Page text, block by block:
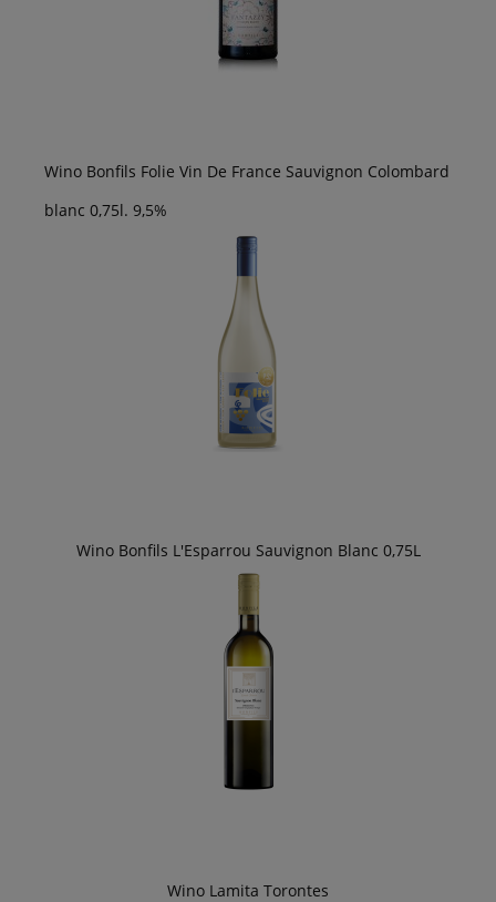
Wino Bonfils Folie Vin De France Sauvignon Colombard
blanc 0,75l. 9,5%
Wino Bonfils L'Esparrou Sauvignon Blanc 0,75L
Wino Lamita Torontes